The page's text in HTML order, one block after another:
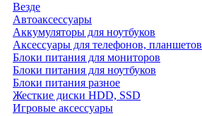
Везде
Автоаксессуары
Аккумуляторы для ноутбуков
Аксессуары для телефонов, планшетов
Блоки питания для мониторов
Блоки питания для ноутбуков
Блоки питания разное
Жесткие диски HDD, SSD
Игровые аксессуары